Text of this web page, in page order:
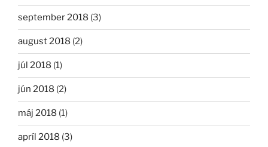
september 2018 (3)
august 2018 (2)
júl 2018 (1)
jún 2018 (2)
máj 2018 (1)
apríl 2018 (3)